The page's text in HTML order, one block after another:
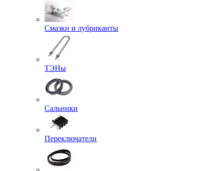
Смазки и лубриканты
ТЭНы
Сальники
Переключатели